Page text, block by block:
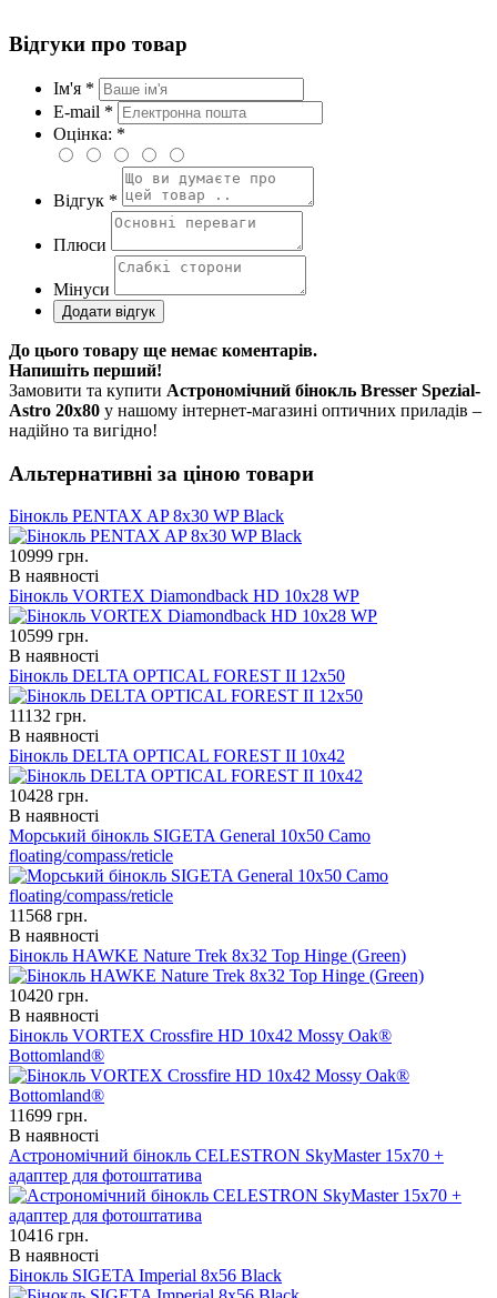
Відгуки про товар
Ім'я *
E-mail *
Оцінка: *
Відгук *
Плюси
Мінуси
До цього товару ще немає коментарів.
Напишіть перший!
Замовити та купити Астрономічний бінокль Bresser Spezial-
Astro 20x80 у нашому інтернет-магазині оптичних приладів –
надійно та вигідно!
Альтернативні за ціною товари
Бінокль PENTAX AP 8x30 WP Black
10999 грн.
В наявності
Бінокль VORTEX Diamondback HD 10x28 WP
10599 грн.
В наявності
Бінокль DELTA OPTICAL FOREST II 12x50
11132 грн.
В наявності
Бінокль DELTA OPTICAL FOREST II 10x42
10428 грн.
В наявності
Морський бінокль SIGETA General 10x50 Camo
floating/compass/reticle
11568 грн.
В наявності
Бінокль HAWKE Nature Trek 8x32 Top Hinge (Green)
10420 грн.
В наявності
Бінокль VORTEX Crossfire HD 10x42 Mossy Oak®
Bottomland®
11699 грн.
В наявності
Астрономічний бінокль CELESTRON SkyMaster 15x70 +
адаптер для фотоштатива
10416 грн.
В наявності
Бінокль SIGETA Imperial 8x56 Black